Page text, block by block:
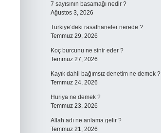
7 sayısının basamağı nedir ?
Ağustos 3, 2026
Türkiye’deki rasathaneler nerede ?
Temmuz 29, 2026
Koç burcunu ne sinir eder ?
Temmuz 27, 2026
Kayık dahil bağımsız denetim ne demek ?
Temmuz 24, 2026
Huriya ne demek ?
Temmuz 23, 2026
Allah adı ne anlama gelir ?
Temmuz 21, 2026